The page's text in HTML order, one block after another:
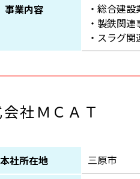
事業内容
・総合建
・製鉄関連
・スラグ関
社ＭＣＡＴ
本社所在地
三原市